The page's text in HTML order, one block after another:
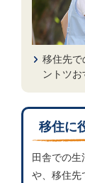
移住先で
ントツお
移住に
田舎での生
や、移住先